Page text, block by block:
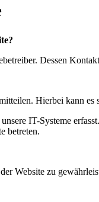
Dessen
Hierbei kann
IT-Systeme
betreten.
Website zu